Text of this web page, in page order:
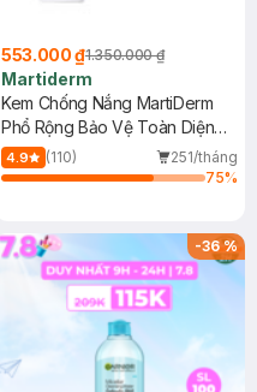
553.000 ₫1.350.000 ₫
Martiderm
Kem Chống Nắng MartiDerm
Phổ Rộng Bảo Vệ Toàn Diện
40ml
4.9 (110)
251/tháng
75%
-36%